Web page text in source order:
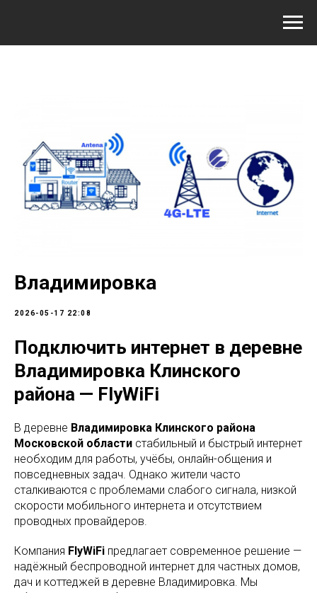
Владимировка
2026-05-17 22:08
Подключить интернет в деревне
Владимировка Клинского
района — FlyWiFi
В деревне Владимировка Клинского района
Московской области стабильный и быстрый интернет
необходим для работы, учёбы, онлайн-общения и
повседневных задач. Однако жители часто
сталкиваются с проблемами слабого сигнала, низкой
скорости мобильного интернета и отсутствием
проводных провайдеров.
Компания FlyWiFi предлагает современное решение —
надёжный беспроводной интернет для частных домов,
дач и коттеджей в деревне Владимировка. Мы